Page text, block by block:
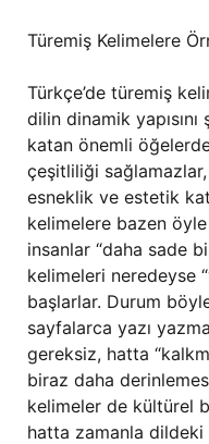
Türemiş Kelimelere
Türkçe’de türemiş
dilin dinamik
katan önemli
çeşitliliği
esneklik ve estetik
kelimelere bazen
insanlar “daha sade
kelimeleri neredeyse
başlarlar. Durum
sayfalarca yazı
gereksiz, hatta
biraz daha
kelimeler de kültürel
hatta zamanla dildeki